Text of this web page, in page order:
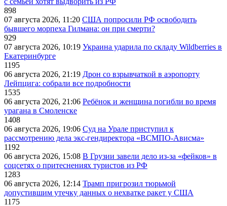
898
07 августа 2026, 11:20 США попросили РФ освободить
бывшего морпеха Гилмана: он при смерти?
929
07 августа 2026, 10:19 Украина ударила по складу Wildberries в
Екатеринбурге
1195
06 августа 2026, 21:19 Дрон со взрывчаткой в аэропорту
Лейпцига: собрали все подробности
1535
06 августа 2026, 21:06 Ребёнок и женщина погибли во время
урагана в Смоленске
1408
06 августа 2026, 19:06 Суд на Урале приступил к
рассмотрению дела экс-гендиректора «ВСМПО-Ависма»
1192
06 августа 2026, 15:08 В Грузии завели дело из-за «фейков» в
соцсетях о притеснениях туристов из РФ
1283
06 августа 2026, 12:14 Трамп пригрозил тюрьмой
допустившим утечку данных о нехватке ракет у США
1175